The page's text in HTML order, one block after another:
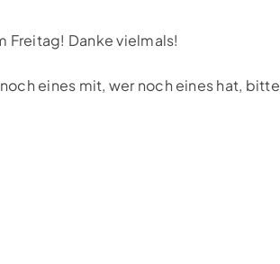
Freitag! Danke vielmals!
eines mit, wer noch eines hat, bitte